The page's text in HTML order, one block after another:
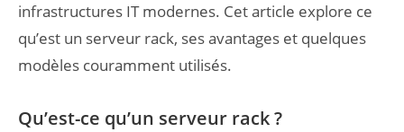
infrastructures IT modernes. Cet article explore ce
qu’est un serveur rack, ses avantages et quelques
modèles couramment utilisés.
Qu’est-ce qu’un serveur rack ?